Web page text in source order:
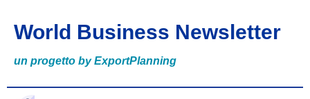
World Business Newsletter
un progetto by ExportPlanning